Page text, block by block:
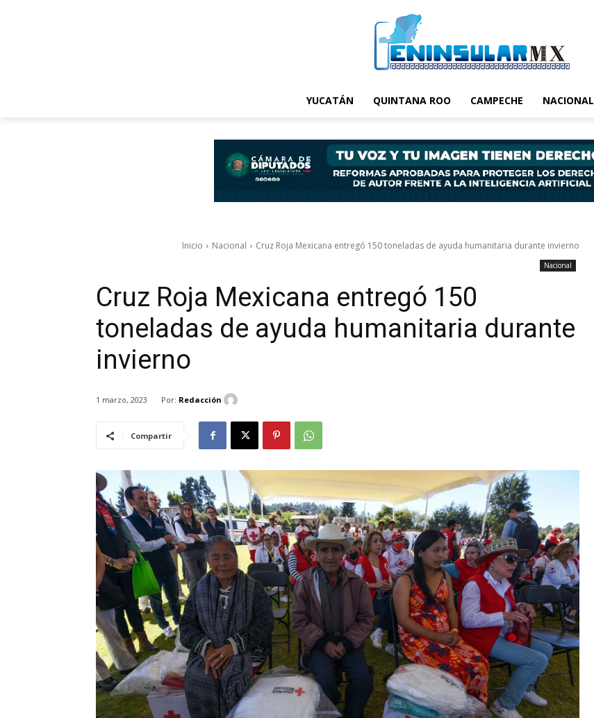
YUCATÁN QUINTANA ROO CAMPECHE NACIONAL
Inicio Nacional Cruz Roja Mexicana entregó 150 toneladas de ayuda humanitaria durante invierno
Nacional
Cruz Roja Mexicana entregó 150
toneladas de ayuda humanitaria durante
invierno
1 marzo, 2023 Por: Redacción
Compartir